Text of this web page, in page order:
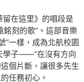
在這里》的唱段是
銘刻的歌”。這部音樂
”一樣，成為北航校園
學子——“在沒有方向
這個片斷，讓很多先生
任務初心。